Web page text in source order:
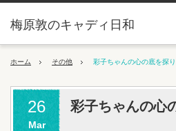
梅原敦のキャディ日和
ホーム その他 彩子ちゃんの心の底を探り
26
Mar
彩子ちゃんの心